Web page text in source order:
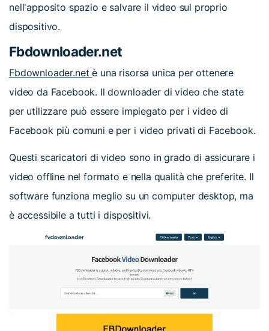
nell'apposito spazio e salvare il video sul proprio
dispositivo.
Fbdownloader.net
Fbdownloader.net è una risorsa unica per ottenere
video da Facebook. Il downloader di video che state
per utilizzare può essere impiegato per i video di
Facebook più comuni e per i video privati di Facebook.
Questi scaricatori di video sono in grado di assicurare i
video offline nel formato e nella qualità che preferite. Il
software funziona meglio su un computer desktop, ma
è accessibile a tutti i dispositivi.